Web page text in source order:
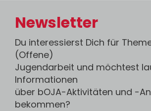
Newsletter
Du interessierst Dich für
(Offene)
Jugendarbeit und möchtest
Informationen
über bOJA-Aktivitäten und -
bekommen?